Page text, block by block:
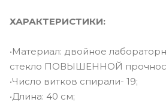
ХАРАКТЕРИСТИКИ:
•Материал: двойное
стекло ПОВЫШЕННОЙ
•Число витков спирали- 19;
•Длина: 40 см;